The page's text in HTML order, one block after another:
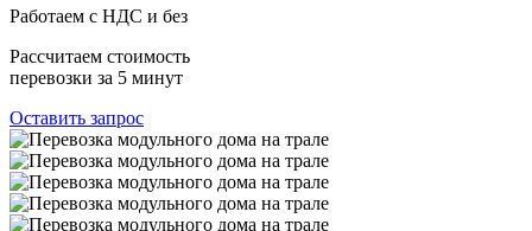
Работаем с НДС и без
Рассчитаем стоимость
перевозки за 5 минут
Оставить запрос